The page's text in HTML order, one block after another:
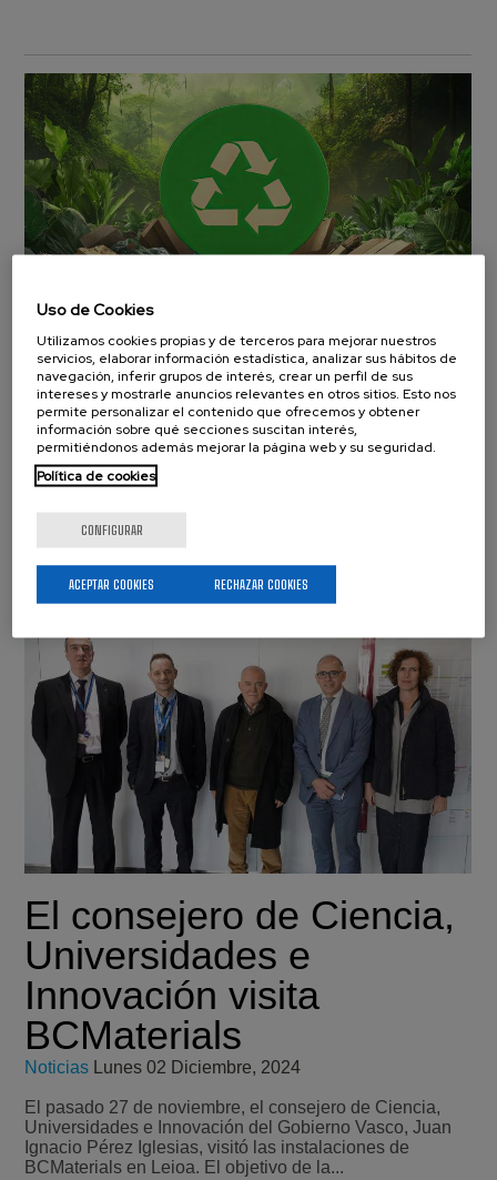
BCMaterials participa en
el Proyecto Reforest 4.0
Noticias Martes 03 Diciembre, 2024
El pasado mes de noviembre se realizó la reunión de
financiado por el Ministerio de Educación y...
El consejero de Ciencia,
Universidades e
Innovación visita
BCMaterials
Noticias Lunes 02 Diciembre, 2024
El pasado 27 de noviembre, el consejero de Ciencia,
Universidades e Innovación del Gobierno Vasco, Juan
Ignacio Pérez Iglesias, visitó las instalaciones de
BCMaterials en Leioa. El objetivo de la...
Uso de Cookies
Utilizamos cookies propias y de terceros para mejorar nuestros
servicios, elaborar información estadística, analizar sus hábitos de
navegación, inferir grupos de interés, crear un perfil de sus
intereses y mostrarle anuncios relevantes en otros sitios. Esto nos
permite personalizar el contenido que ofrecemos y obtener
información sobre qué secciones suscitan interés,
permitiéndonos además mejorar la página web y su seguridad.
Política de cookies
CONFIGURAR
RECHAZAR COOKIES
ACEPTAR COOKIES